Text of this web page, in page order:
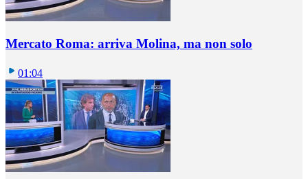
Mercato Roma: arriva Molina, ma non solo
01:04